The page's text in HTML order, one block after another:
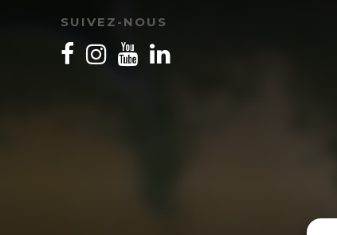
SUIVEZ-NOUS